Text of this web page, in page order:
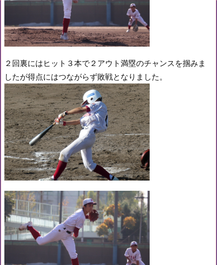
２回裏にはヒット３本で２アウト満塁のチャンスを掴みま
したが得点にはつながらず敗戦となりました。